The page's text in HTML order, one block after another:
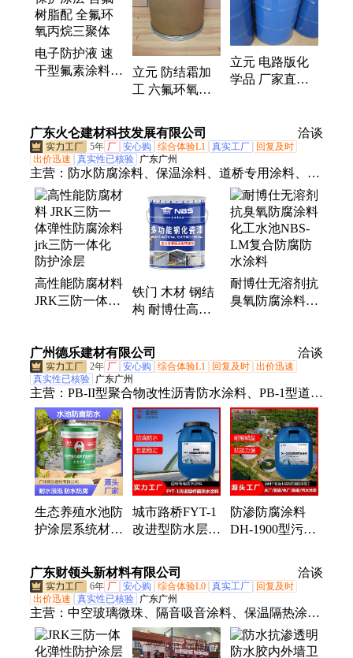
电子防护液 速
干型氟素涂料
立元 防结霜加
工 六氟环氧丙
要求常温 总固
含量≥99
立元 电路版化
学品 厂家直供
广东火仑建材科技发展有限公司
洽谈
5年 厂 安心购 综合体验L1 真实工厂
回复及时
出价迅速
真实性已核验 广东广州
主营： 防水防腐涂料、保温涂料、道桥专用涂料、
JRK三防一体化防护涂料、隔音涂料、屋顶防晒隔热
漆
高性能防腐材料
JRK三防一体弹
涂层
铁门 木材 钢结
构 耐博仕高光
化瓷漆
耐博仕无溶剂抗
臭氧防腐涂料
广州德乐建材有限公司 洽谈
2年 厂 安心购 综合体验L1 回复及时 出价迅速
真实性已核验 广东广州
主营： PB-II型聚合物改性沥青防水涂料、PB-1型道桥
聚合物改性沥青防水涂料、反射隔热防水涂料、高聚
物改性沥青防水涂料、水性沥青基防水涂料、防水涂
料、路桥防水、JS防水
生态养殖水池防
护涂层系统材料
泡 漆膜柔韧不
开裂
城市路桥FYT-1
改进型防水层聚
水涂料
防渗防腐涂料
DH-1900型污水
酸碱 厂家现货
施工简便
广东财领头新材料有限公司 洽谈
6年 厂 安心购 综合体验L0 真实工厂
回复及时
出价迅速
真实性已核验 广东广州
主营： 中空玻璃微珠、隔音吸音涂料、保温隔热涂
料、弹性防护涂料、渗透结晶防水、道桥防水涂料、
jrk防腐、桥面防水、防腐涂料、沥青基防水、建筑防